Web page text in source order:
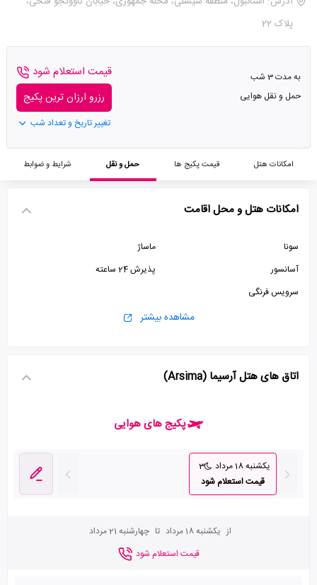
پلاک 22
به مدت 3 شب
حمل و نقل هوایی
قیمت استعلام شود
رزرو ارزان ترین پکیج
تغییر تاریخ و تعداد شب
امکانات هتل قیمت پکیج ها حمل و نقل شرایط و ضوابط
امکانات هتل و محل اقامت
سونا
ماساژ
آسانسور
پذیرش 24 ساعته
سرویس فرنگی
مشاهده بیشتر
اتاق های هتل آرسیما (Arsima)
پکیج های هوایی
یکشنبه 18 مرداد
3
قیمت استعلام شود
از یکشنبه 18 مرداد تا چهارشنبه 21 مرداد
قیمت استعلام شود